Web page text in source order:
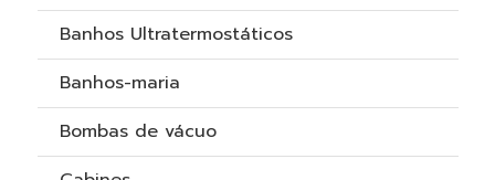
Banhos Ultratermostáticos
Banhos-maria
Bombas de vácuo